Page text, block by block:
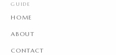
GUIDE
HOME
ABOUT
CONTACT